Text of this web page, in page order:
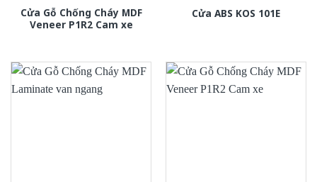
Cửa Gỗ Chống Cháy MDF
Veneer P1R2 Cam xe
Cửa ABS KOS 101E